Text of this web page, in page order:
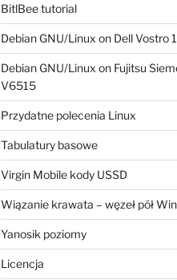
BitlBee tutorial
Debian GNU/Linux on Dell Vostro
Debian GNU/Linux on Fujitsu
V6515
Przydatne polecenia Linux
Tabulatury basowe
Virgin Mobile kody USSD
Wiązanie krawata – węzeł pół
Yanosik poziomy
Licencja